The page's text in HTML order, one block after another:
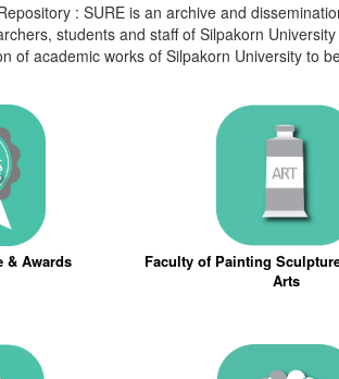
: SURE is an archive and
students and staff of Silpakorn
of academic works of Silpakorn University to
& Awards
Faculty of Painting
Arts